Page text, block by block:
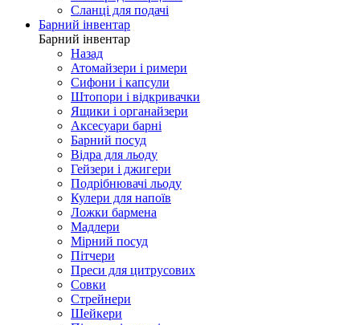
Сланці для подачі
Барний інвентар
Барний інвентар
Назад
Атомайзери і римери
Сифони і капсули
Штопори і відкривачки
Ящики і органайзери
Аксесуари барні
Барний посуд
Відра для льоду
Гейзери і джигери
Подрібнювачі льоду
Кулери для напоїв
Ложки бармена
Мадлери
Мірний посуд
Пітчери
Преси для цитрусових
Совки
Стрейнери
Шейкери